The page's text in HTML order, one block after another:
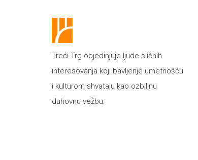
Treći Trg objedinjuje ljude sličnih
interesovanja koji bavljenje umetnošću
i kulturom shvataju kao ozbiljnu
duhovnu vežbu.